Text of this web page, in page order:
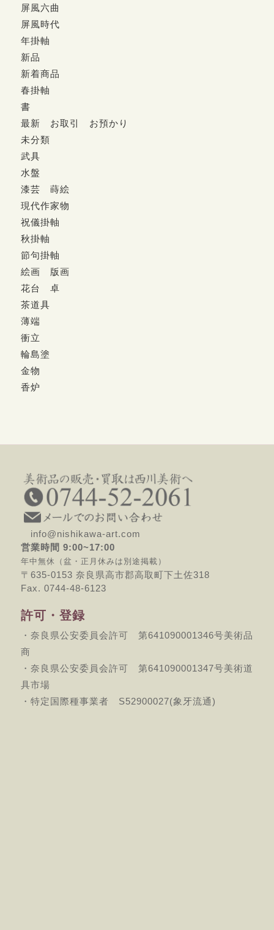
屏風六曲
屏風時代
年掛軸
新品
新着商品
春掛軸
書
最新 お取引 お預かり
未分類
武具
水盤
漆芸 蒔絵
現代作家物
祝儀掛軸
秋掛軸
節句掛軸
絵画 版画
花台 卓
茶道具
薄端
衝立
輪島塗
金物
香炉
info@nishikawa-art.com
営業時間 9:00~17:00
年中無休（盆・正月休みは別途掲載）
〒635-0153 奈良県高市郡高取町下土佐318
Fax. 0744-48-6123
許可・登録
・奈良県公安委員会許可 第641090001346号美術品
商
・奈良県公安委員会許可 第641090001347号美術道
具市場
・特定国際種事業者 S52900027(象牙流通)